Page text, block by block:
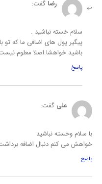
رضا گفت:
سلام خسته نباشید .
پیگیر پول های اضافی ما که تو
باشید خواهشا.اصلا معلوم
پاسخ
علی گفت:
با سلام وخسته نباشید
خواهش می کنم دنبال اضافه برداشت
پاسخ